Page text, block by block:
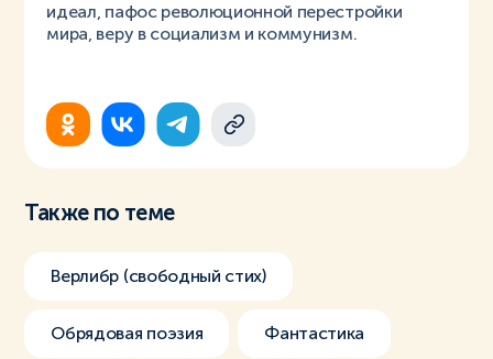
идеал, пафос революционной перестройки
мира, веру в социализм и коммунизм.
Также по теме
Верлибр (свободный стих)
Обрядовая поэзия Фантастика